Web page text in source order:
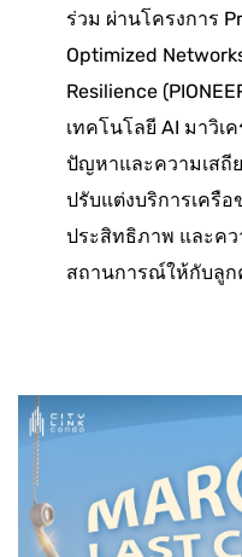
ร่วม ผ่านโครงการ
Optimized
Resilience
เทคโนโลยี AI มาวิ
ปัญหาและความเสถี
ปรับแต่งบริการเครือ
ประสิทธิภาพ และคว
สถานการณ์ให้กับลูก